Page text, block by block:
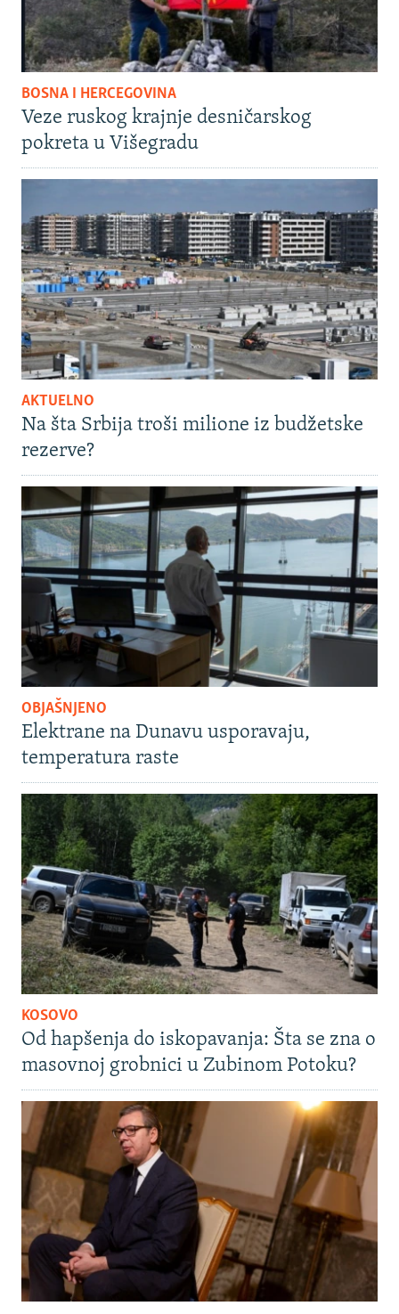
BOSNA I HERCEGOVINA
Veze ruskog krajnje desničarskog
pokreta u Višegradu
AKTUELNO
Na šta Srbija troši milione iz budžetske
rezerve?
OBJAŠNJENO
Elektrane na Dunavu usporavaju,
temperatura raste
KOSOVO
Od hapšenja do iskopavanja: Šta se zna o
masovnoj grobnici u Zubinom Potoku?